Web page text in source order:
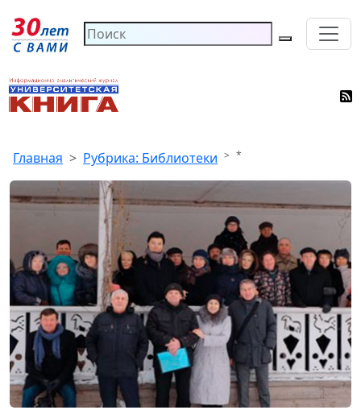
Главная Рубрика: Библиотеки *